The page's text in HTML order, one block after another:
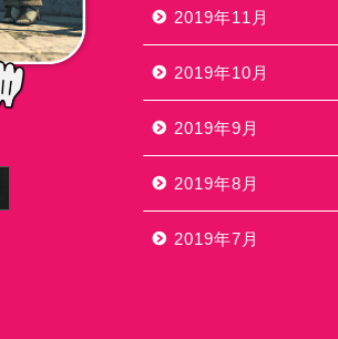
2019年11月
2019年10月
2019年9月
2019年8月
2019年7月